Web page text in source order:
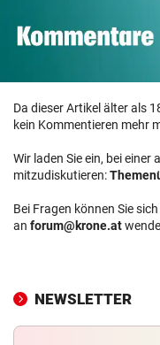
Da dieser Artikel älter als
kein Kommentieren mehr
Wir laden Sie ein, bei
mitzudiskutieren:
Bei Fragen können Sie
an forum@krone.at
NEWSLETTER